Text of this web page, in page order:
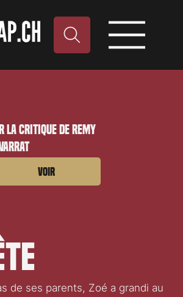
la critique de Remy
Voir
de ses parents, Zoé a grandi au